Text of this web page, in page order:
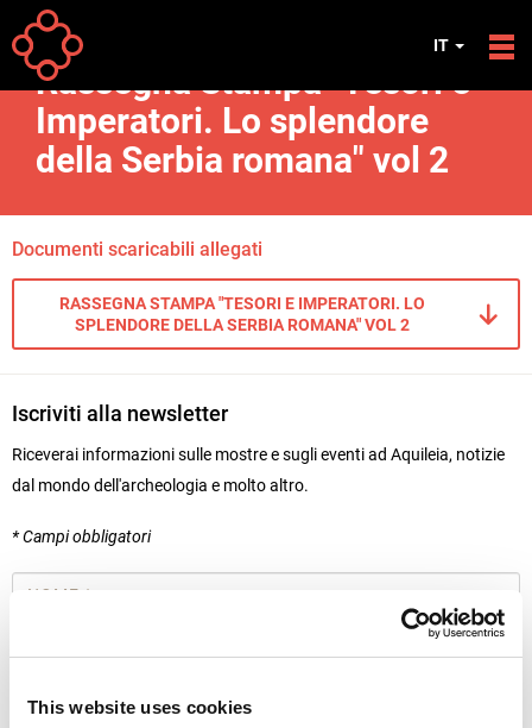
This website uses cookies
Salta al contenuto principale
IT
Your
are
here
Home
Rassegna Stampa "Tesori e
Imperatori. Lo splendore
della Serbia romana" vol 2
Documenti scaricabili allegati
RASSEGNA STAMPA "TESORI E IMPERATORI. LO
SPLENDORE DELLA SERBIA ROMANA" VOL 2
Iscriviti alla newsletter
Riceverai informazioni sulle mostre e sugli eventi ad Aquileia, notizie
dal mondo dell'archeologia e molto altro.
* Campi obbligatori
Nome
Privacy
Accetto laPrivacy Policy*